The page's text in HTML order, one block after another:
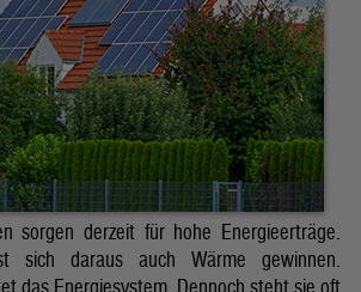
sorgen derzeit für hohe Energieerträge.
sich daraus auch Wärme gewinnen.
das Energiesystem. Dennoch steht sie oft